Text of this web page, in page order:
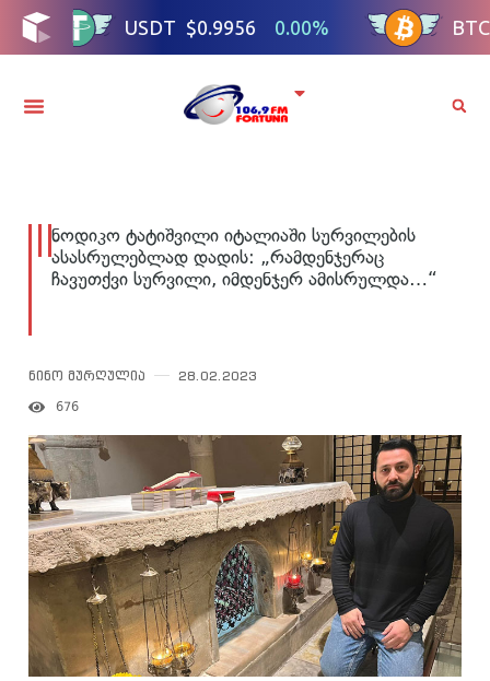
ნოდიკო ტატიშვილი იტალიაში სურვილების
ასასრულებლად დადის: „რამდენჯერაც
ჩავუთქვი სურვილი, იმდენჯერ ამისრულდა…“
ნინო მურღულია 28.02.2023
676